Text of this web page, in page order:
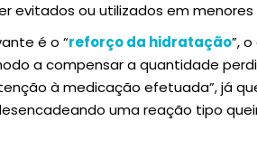
evitados ou utilizados em
é o “reforço da hidratação”,
a compensar a quantidade
à medicação efetuada”, já
uma reação tipo